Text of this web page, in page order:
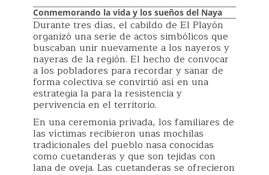
Conmemorando la vida y los sueños del Naya
Durante tres días, el cabildo de El Playón
organizó una serie de actos simbólicos que
buscaban unir nuevamente a los nayeros y
nayeras de la región. El hecho de convocar
a los pobladores para recordar y sanar de
forma colectiva se convirtió así en una
estrategia la para la resistencia y
pervivencia en el territorio.
En una ceremonia privada, los familiares de
las víctimas recibieron unas mochilas
tradicionales del pueblo nasa conocidas
como cuetanderas y que son tejidas con
lana de oveja. Las cuetanderas se ofrecieron